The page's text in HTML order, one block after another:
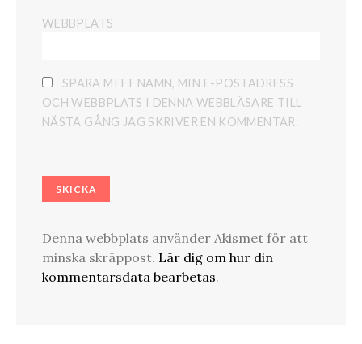
WEBBPLATS
SPARA MITT NAMN, MIN E-POSTADRESS
OCH WEBBPLATS I DENNA WEBBLÄSARE TILL
NÄSTA GÅNG JAG SKRIVER EN KOMMENTAR.
Denna webbplats använder Akismet för att
minska skräppost. Lär dig om hur din
kommentarsdata bearbetas.